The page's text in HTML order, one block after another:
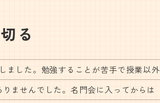
る
ました。勉強することが苦手で授業以外
ませんでした。名門会に入ってからは